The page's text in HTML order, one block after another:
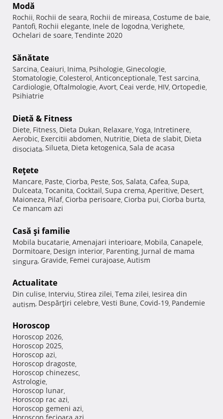
Modă
Rochii, Rochii de seara, Rochii de mireasa, Costume de baie,
Pantofi, Rochii elegante, Inele de logodna, Verighete,
Ochelari de soare, Tendinte 2020
Sănătate
Sarcina, Ceaiuri, Inima, Psihologie, Ginecologie,
Stomatologie, Colesterol, Anticonceptionale, Test sarcina,
Cardiologie, Oftalmologie, Avort, Ceai verde, HIV, Ortopedie,
Psihiatrie
Dietă & Fitness
Diete, Fitness, Dieta Dukan, Relaxare, Yoga, Intretinere,
Aerobic, Exercitii abdomen, Nutritie, Dieta de slabit, Dieta
disociata, Silueta, Dieta ketogenica, Sala de acasa
Reţete
Mancare, Paste, Ciorba, Peste, Sos, Salata, Cafea, Supa,
Dulceata, Tocanita, Cocktail, Supa crema, Aperitive, Desert,
Maioneza, Pilaf, Ciorba perisoare, Ciorba pui, Ciorba burta,
Ce mancam azi
Casă şi familie
Mobila bucatarie, Amenajari interioare, Mobila, Canapele,
Dormitoare, Design interior, Parenting, Jurnal de mama
singura, Gravide, Femei curajoase, Autism
Actualitate
Din culise, Interviu, Stirea zilei, Tema zilei, Iesirea din
autism, Despărţiri celebre, Vesti Bune, Covid-19, Pandemie
Horoscop
Horoscop 2026,
Horoscop 2025,
Horoscop azi,
Horoscop dragoste,
Horoscop chinezesc,
Astrologie,
Horoscop lunar,
Horoscop rac azi,
Horoscop gemeni azi,